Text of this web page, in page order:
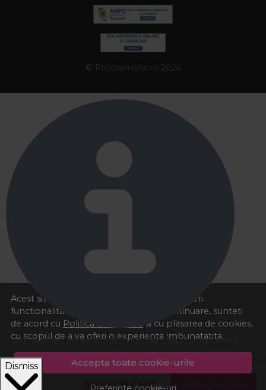
60,91LEI / buc
Acest site foloseste cookies pentru a va oferi
functionalitatea dorita. Navigand in continuare, sunteti
de acord cu Politica de cookies si cu plasarea de cookies,
cu scopul de a va oferi o experienta imbunatatita.
Accepta toate cookie-urile
© Procosmetic.ro 2026
There was an error initializing the chat component
Dismiss